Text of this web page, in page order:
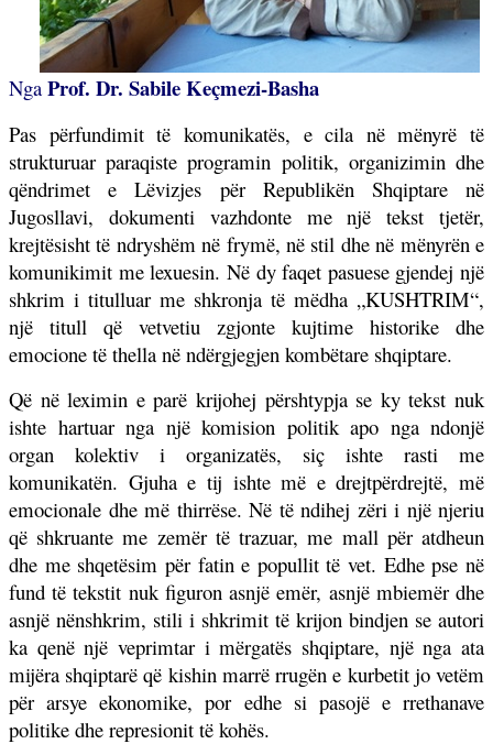
Nga Prof. Dr. Sabile Keçmezi-Basha
Pas përfundimit të komunikatës, e cila në mënyrë të
strukturuar paraqiste programin politik, organizimin dhe
qëndrimet e Lëvizjes për Republikën Shqiptare në
Jugosllavi, dokumenti vazhdonte me një tekst tjetër,
krejtësisht të ndryshëm në frymë, në stil dhe në mënyrën e
komunikimit me lexuesin. Në dy faqet pasuese gjendej një
shkrim i titulluar me shkronja të mëdha „KUSHTRIM“,
një titull që vetvetiu zgjonte kujtime historike dhe
emocione të thella në ndërgjegjen kombëtare shqiptare.
Që në leximin e parë krijohej përshtypja se ky tekst nuk
ishte hartuar nga një komision politik apo nga ndonjë
organ kolektiv i organizatës, siç ishte rasti me
komunikatën. Gjuha e tij ishte më e drejtpërdrejtë, më
emocionale dhe më thirrëse. Në të ndihej zëri i një njeriu
që shkruante me zemër të trazuar, me mall për atdheun
dhe me shqetësim për fatin e popullit të vet. Edhe pse në
fund të tekstit nuk figuron asnjë emër, asnjë mbiemër dhe
asnjë nënshkrim, stili i shkrimit të krijon bindjen se autori
ka qenë një veprimtar i mërgatës shqiptare, një nga ata
mijëra shqiptarë që kishin marrë rrugën e kurbetit jo vetëm
për arsye ekonomike, por edhe si pasojë e rrethanave
politike dhe represionit të kohës.